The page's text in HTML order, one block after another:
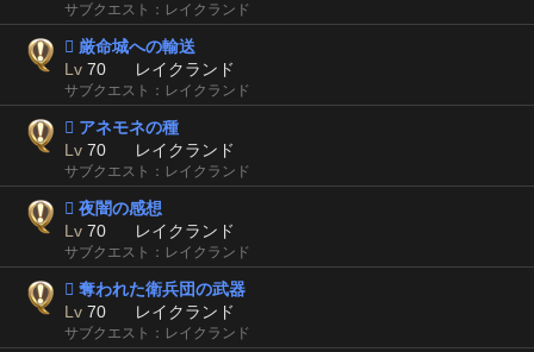
サブクエスト：レイクランド
 厳命城への輸送
Lv 70 レイクランド
サブクエスト：レイクランド
 アネモネの種
Lv 70 レイクランド
サブクエスト：レイクランド
 夜闇の感想
Lv 70 レイクランド
サブクエスト：レイクランド
 奪われた衛兵団の武器
Lv 70 レイクランド
サブクエスト：レイクランド